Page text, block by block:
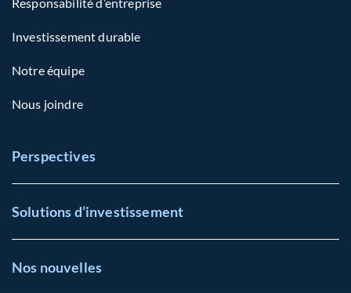
Investissement durable
Notre équipe
Nous joindre
Perspectives
Solutions d’investissement
Nos nouvelles